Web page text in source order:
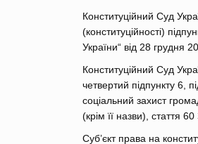
Конституційний Суд
(конституційності)
України“ від 28 грудня
Конституційний Суд
четвертий підпункту 6,
соціальний захист
(крім її назви), стаття
Суб’єкт права на